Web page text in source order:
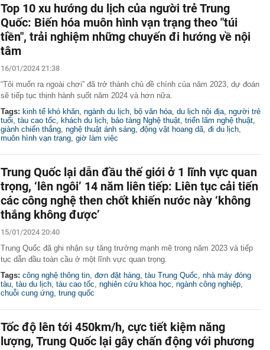
Top 10 xu hướng du lịch của người trẻ Trung
Quốc: Biến hóa muôn hình vạn trạng theo "túi
tiền", trải nghiệm những chuyến đi hướng về nội
tâm
16/01/2024 21:38
“Tôi muốn ra ngoài chơi” đã trở thành chủ đề chính của năm 2023, dự đoán
sẽ tiếp tục thịnh hành suốt năm 2024 và hơn nữa.
Tags: kinh tế khó khăn ngành du lịch bộ văn hóa du lịch nội địa người trẻ
tuổi tàu cao tốc khách du lịch bảo tàng Nghệ thuật triển lãm nghệ thuật
giành chiến thắng nghệ thuật ánh sáng động vật hoang dã đi du lịch
muôn hình vạn trạng giờ làm việc
Trung Quốc lại dẫn đầu thế giới ở 1 lĩnh vực quan
trọng, ‘lên ngôi’ 14 năm liên tiếp: Liên tục cải tiến
các công nghệ then chốt khiến nước này ‘không
thắng không được’
15/01/2024 20:40
Trung Quốc đã ghi nhận sự tăng trưởng mạnh mẽ trong năm 2023 và tiếp
tục dẫn đầu toàn cầu ở một lĩnh vực quan trọng.
Tags: công nghệ thông tin đơn đặt hàng tàu Trung Quốc nhà máy đóng
tàu tàu du lịch tàu cao tốc nghiên cứu khoa học ngành công nghiệp
chuỗi cung ứng trung quốc
Tốc độ lên tới 450km/h, cực tiết kiệm năng
lượng, Trung Quốc lại gây chấn động với phương